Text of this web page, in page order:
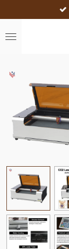
direct
naar
de